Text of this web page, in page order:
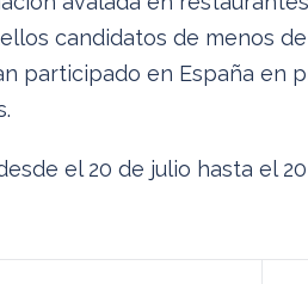
candidatos de menos
participado en España en
el 20 de julio hasta el